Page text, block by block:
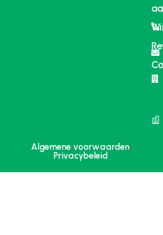
Algemene voorwaarden
Privacybeleid